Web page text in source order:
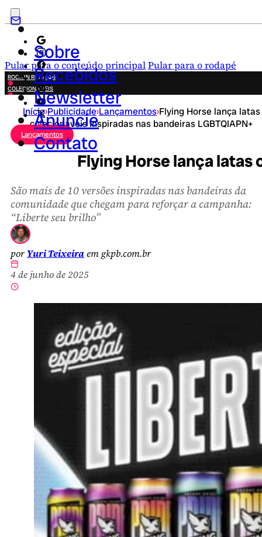
Pular para o conteúdo principalPular para o rodapé
Sobre
Recebidos
Newsletter
Anuncie
Contato
ROCK IN RIO 2026
COLECIONÁVEIS
FESTA JUNINA
NOVIDADES
CAMPANHAS CRIATIVAS
Início›Publicidade›Lançamentos›Flying Horse lança latas
colecionáveis inspiradas nas bandeiras LGBTQIAPN+
Lançamentos
Flying Horse lança latas
São mais de 10 versões inspiradas nas bandeiras da
comunidade que chegam para reforçar a campanha:
“Liberte seu brilho”
por Yuri Teixeiraem gkpb.com.br
4 de junho de 2025